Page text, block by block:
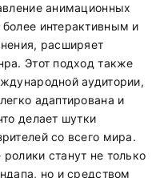
анимационных
интерактивным и
расширяет
Этот подход также
аудитории,
адаптирована и
делает шутки
со всего мира.
станут не только
но и средством